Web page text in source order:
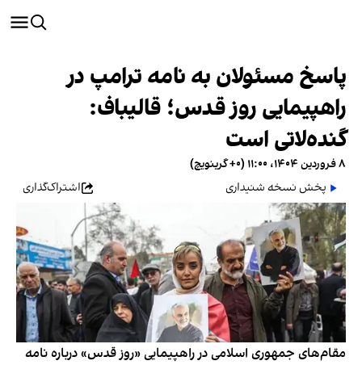
پاسخ مسئولان به نامه ترامپ در
راهپیمایی روز قدس؛ قالیباف:
گنده‌لاتی است
۸ فروردین ۱۴۰۴، ۱۱:۰۰ (‎+۰ گرینویچ)
پخش نسخه شنیداری
اشتراک‌گذاری
مقام‌های جمهوری اسلامی در راهپیمایی «روز قدس» درباره نامه